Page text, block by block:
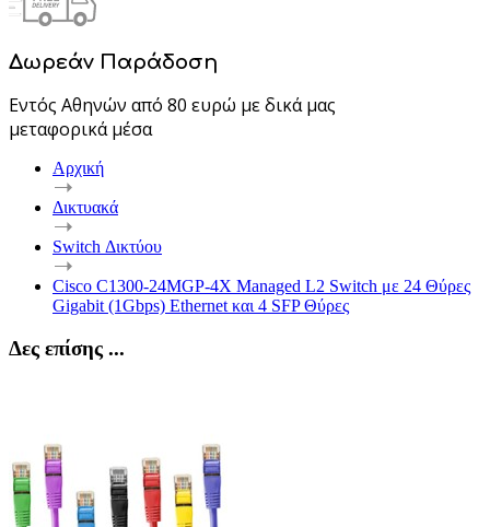
Δωρεάν Παράδοση
Εντός Αθηνών από 80 ευρώ με δικά μας
μεταφορικά μέσα
Αρχική
Δικτυακά
Switch Δικτύου
Cisco C1300-24MGP-4X Managed L2 Switch με 24 Θύρες
Gigabit (1Gbps) Ethernet και 4 SFP Θύρες
Δες επίσης ...